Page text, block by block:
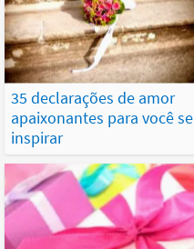
35 declarações de amor
apaixonantes para você se
inspirar